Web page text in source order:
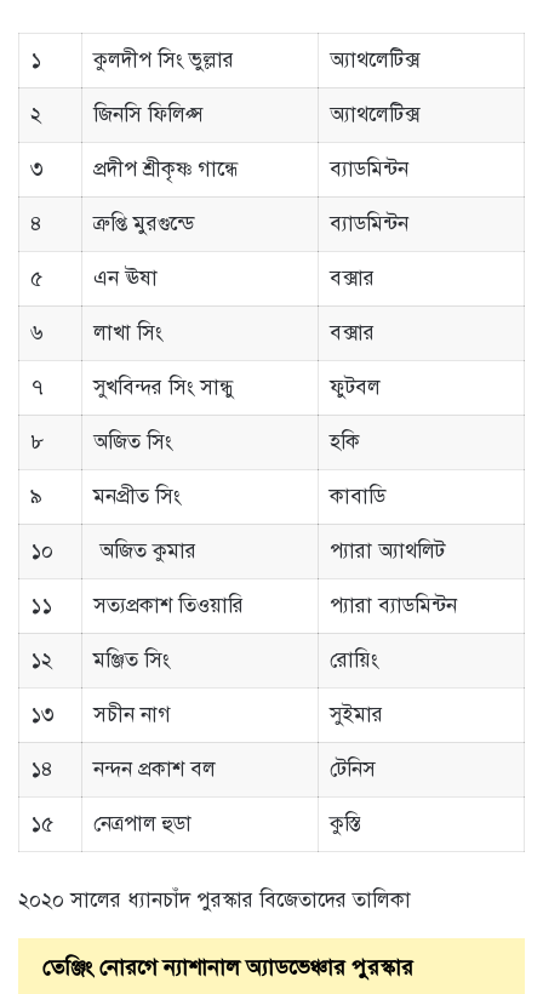
১ কুলদীপ সিং ভুল্লার অ্যাথলেটিক্স
২ জিনসি ফিলিপ্স অ্যাথলেটিক্স
৩ প্রদীপ শ্রীকৃষ্ণ গান্ধে ব্যাডমিন্টন
৪ ত্রুপ্তি মুরগুন্ডে ব্যাডমিন্টন
৫ এন ঊষা বক্সার
৬ লাখা সিং বক্সার
৭ সুখবিন্দর সিং সান্ধু ফুটবল
৮ অজিত সিং হকি
৯ মনপ্রীত সিং কাবাডি
১০ অজিত কুমার প্যারা অ্যাথলিট
১১ সত্যপ্রকাশ তিওয়ারি প্যারা ব্যাডমিন্টন
১২ মঞ্জিত সিং রোয়িং
১৩ সচীন নাগ সুইমার
১৪ নন্দন প্রকাশ বল টেনিস
১৫ নেত্রপাল হুডা কুস্তি
২০২০ সালের ধ্যানচাঁদ পুরস্কার বিজেতাদের তালিকা
তেঞ্জিং নোরগে ন্যাশানাল অ্যাডভেঞ্চার পুরস্কার